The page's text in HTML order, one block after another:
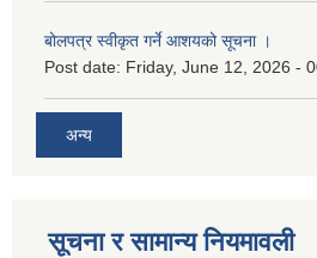
बोलपत्र स्वीकृत गर्ने आशयको सूचना ।
Post date: Friday, June 12, 2026 -
अन्य
सूचना र सामान्य नियमावली